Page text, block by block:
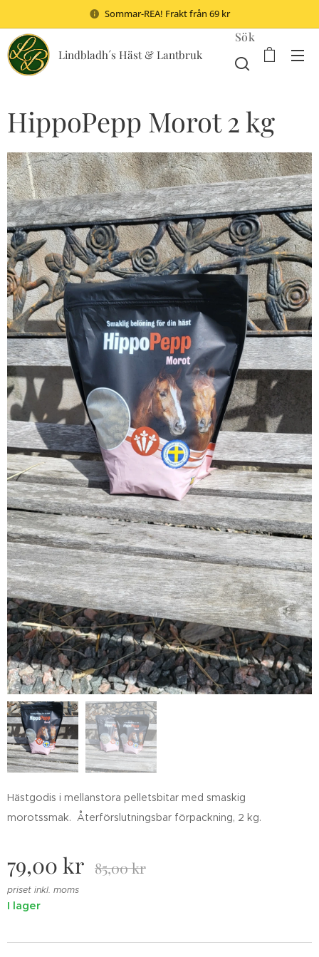
Sommar-REA! Frakt från 69 kr
Lindbladh´s Häst & Lantbruk
Sök
HippoPepp Morot 2 kg
Hästgodis i mellanstora pelletsbitar med smaskig
morotssmak. Återförslutningsbar förpackning, 2 kg.
79,00 kr 85,00kr
priset inkl. moms
I lager